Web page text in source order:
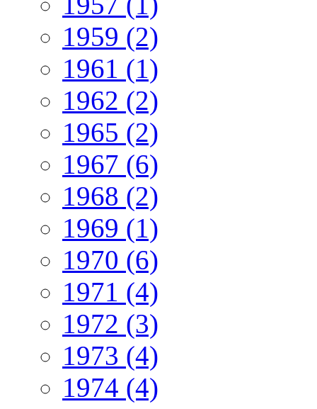
1959 (2)
1961 (1)
1962 (2)
1965 (2)
1967 (6)
1968 (2)
1969 (1)
1970 (6)
1971 (4)
1972 (3)
1973 (4)
1974 (4)